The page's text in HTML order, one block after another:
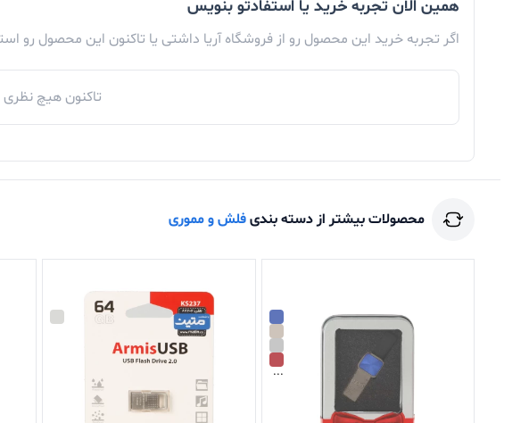
همین الان تجربه خرید یا استفادتو بنویس
اگر تجربه خرید این محصول رو از فروشگاه آریا داشتی یا تاکنون این محصول رو
تاکنون هیچ
محصولات بیشتر از دسته بندیفلش و مموری
...